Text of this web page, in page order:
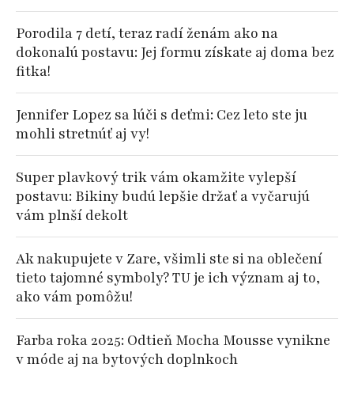
Porodila 7 detí, teraz radí ženám ako na
dokonalú postavu: Jej formu získate aj doma bez
fitka!
Jennifer Lopez sa lúči s deťmi: Cez leto ste ju
mohli stretnúť aj vy!
Super plavkový trik vám okamžite vylepší
postavu: Bikiny budú lepšie držať a vyčarujú
vám plnší dekolt
Ak nakupujete v Zare, všimli ste si na oblečení
tieto tajomné symboly? TU je ich význam aj to,
ako vám pomôžu!
Farba roka 2025: Odtieň Mocha Mousse vynikne
v móde aj na bytových doplnkoch